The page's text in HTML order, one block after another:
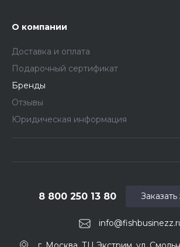
О компании
Доставка и оплата
Подарочный сертификат
Бренды
Отзывы
Юридическая информация
8 800 250 13 80